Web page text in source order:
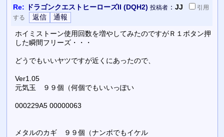
Re: ドラゴンクエストヒーローズII (DQH2) 投稿者： JJ
引用
する
ホイミストーン使用回数を増やしてみたのですがＲ１ボタン押
した瞬間フリーズ・・・
どうでもいいヤツですが近くにあったので、
Ver1.05
元気玉 ９９個（何個でもいいっぽい
000229A5 00000063
メタルのカギ ９９個（ナンボでもイケル